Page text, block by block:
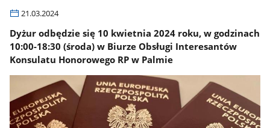
21.03.2024
Dyżur odbędzie się 10 kwietnia 2024 roku, w godzinach
10:00-18:30 (środa) w Biurze Obsługi Interesantów
Konsulatu Honorowego RP w Palmie